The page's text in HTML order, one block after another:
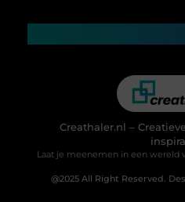
Creathaler.nl –
Laat je meenemen in een wereld
@2025 All Right Reserved.